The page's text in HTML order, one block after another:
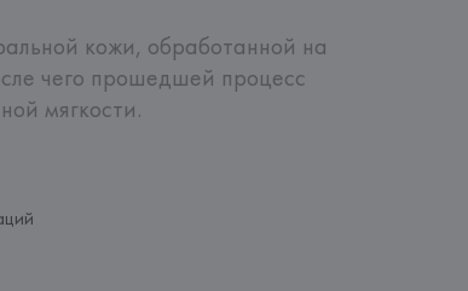
кожи, обработанной на
чего прошедшей процесс
мягкости.